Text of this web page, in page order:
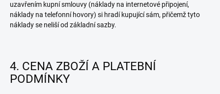
uzavřením kupní smlouvy (náklady na internetové připojení,
náklady na telefonní hovory) si hradí kupující sám, přičemž tyto
náklady se neliší od základní sazby.
4. CENA ZBOŽÍ A PLATEBNÍ
PODMÍNKY